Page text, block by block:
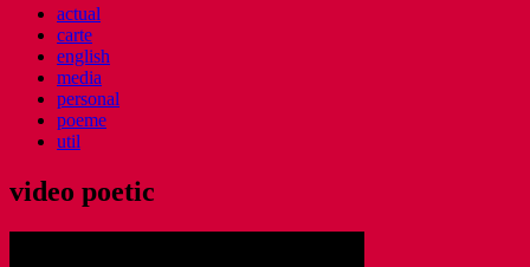
actual
carte
english
media
personal
poeme
util
video poetic